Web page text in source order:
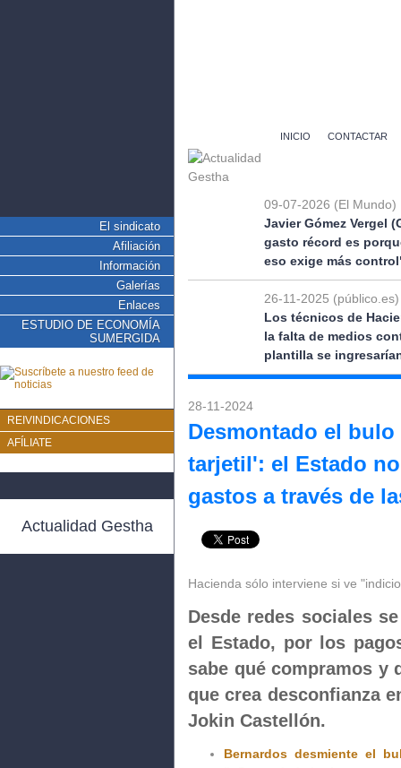
El sindicato
Afiliación
Información
Galerías
Enlaces
ESTUDIO DE ECONOMÍA
SUMERGIDA
REIVINDICACIONES
AFÍLIATE
Actualidad Gestha
INICIO CONTACTAR
09-07-2026 (El Mundo)
Javier Gómez Vergel
gasto récord es
eso exige más
26-11-2025 (público.es)
Los técnicos de
la falta de medios
plantilla se
28-11-2024
Desmontado el
tarjetil': el Estado
gastos a través de
Hacienda sólo interviene si ve
Desde redes sociales
el Estado, por los
sabe qué compramos y
que crea desconfianza
Jokin Castellón.
Bernardos desmiente el